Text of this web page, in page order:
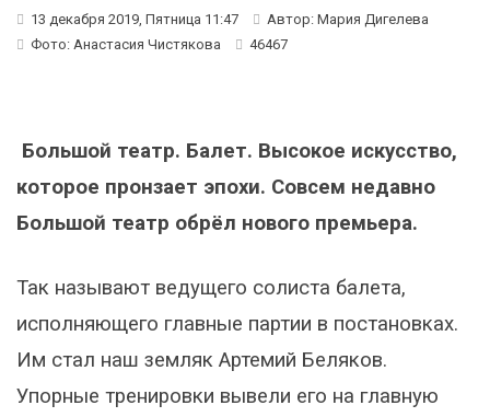
13 декабря 2019, Пятница 11:47
Автор: Мария Дигелева
Фото: Анастасия Чистякова
46467
Большой театр. Балет. Высокое искусство,
которое пронзает эпохи. Совсем недавно
Большой театр обрёл нового премьера.
Так называют ведущего солиста балета,
исполняющего главные партии в постановках.
Им стал наш земляк Артемий Беляков.
Упорные тренировки вывели его на главную